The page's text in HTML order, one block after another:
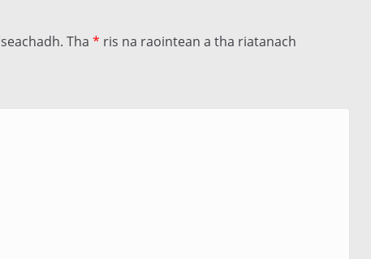
Tha * ris na raointean a tha riatanach